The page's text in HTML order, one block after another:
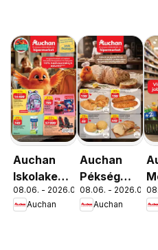
Auchan
Iskolakezdés
ajánlatok
08.06. - 2026.08.19.
Auchan
Auchan
Pékség
ajánlataink
08.06. - 2026.08.12.
Auchan